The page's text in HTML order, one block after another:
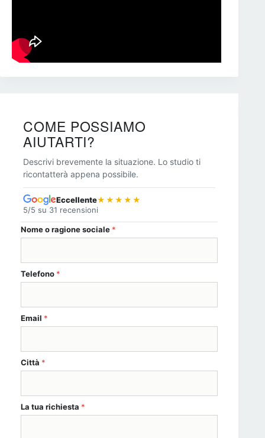
COME POSSIAMO
AIUTARTI?
Descrivi brevemente la situazione. Lo studio ti
ricontatterà appena possibile.
Eccellente★★★★★
5/5 su 31 recensioni
Nome o ragione sociale *
personali * dati
Telefono *
Email *
Città *
La tua richiesta *